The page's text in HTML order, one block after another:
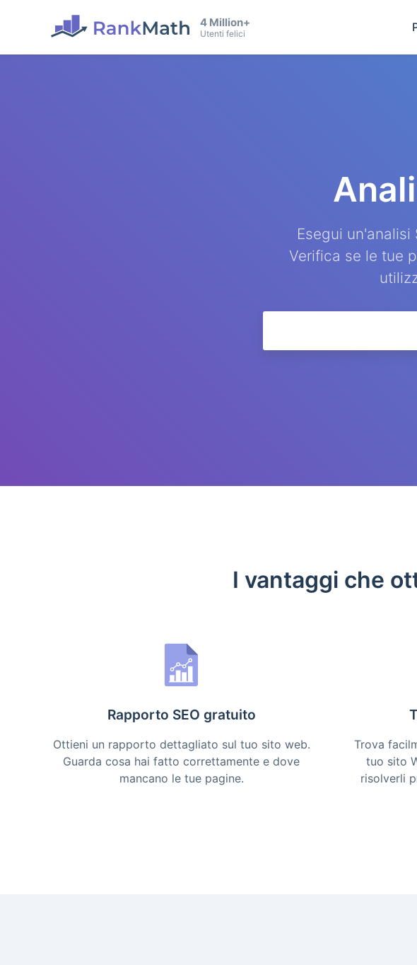
4 Million+
Utenti felici
Esegui
Verifica se le tue
I vantaggi che
Rapporto SEO gratuito
Ottieni un rapporto dettagliato sul tuo sito web.
Guarda cosa hai fatto correttamente e dove
mancano le tue pagine.
Trova
tuo sito
risolverli